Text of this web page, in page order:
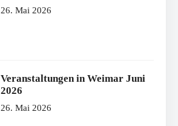
26. Mai 2026
Veranstaltungen in Weimar Juni
2026
26. Mai 2026